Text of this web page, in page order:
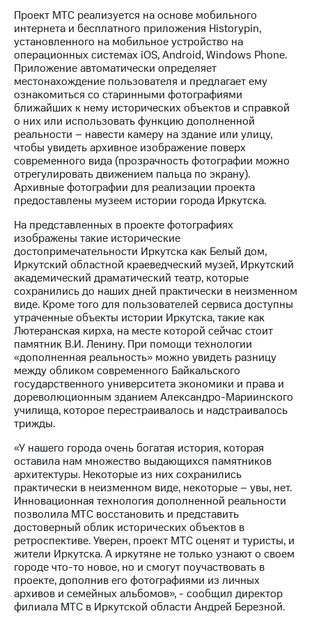
Раскрытие
информации
Информация
акционерам
Документы
ПАО
"МТС"
Собрания
акционеров
Личный
кабинет
акционера
Акционерный
капитал
Контроль
аудит
Рынок
акций
Описание
Программа
приобретения
Порядок
выкупа
акций
Дивиденды
Рынок
облигаций
Описание
о
погашении
именных
облигаций
Другое
Регистратор
Реквизиты
Контакты
развитие
деловая этика
На главную
Проект МТС реализуется на основе мобильного
интернета и бесплатного приложения Historypin,
установленного на мобильное устройство на
операционных системах iOS, Android, Windows Phone.
Приложение автоматически определяет
местонахождение пользователя и предлагает ему
ознакомиться со старинными фотографиями
ближайших к нему исторических объектов и справкой
о них или использовать функцию дополненной
реальности – навести камеру на здание или улицу,
чтобы увидеть архивное изображение поверх
современного вида (прозрачность фотографии можно
отрегулировать движением пальца по экрану).
Архивные фотографии для реализации проекта
предоставлены музеем истории города Иркутска.
На представленных в проекте фотографиях
изображены такие исторические
достопримечательности Иркутска как Белый дом,
Иркутский областной краеведческий музей, Иркутский
академический драматический театр, которые
сохранились до наших дней практически в неизменном
виде. Кроме того для пользователей сервиса доступны
утраченные объекты истории Иркутска, такие как
Лютеранская кирха, на месте которой сейчас стоит
памятник В.И. Ленину. При помощи технологии
«дополненная реальность» можно увидеть разницу
между обликом современного Байкальского
государственного университета экономики и права и
дореволюционным зданием Александро-Мариинского
училища, которое перестраивалось и надстраивалось
трижды.
«У нашего города очень богатая история, которая
оставила нам множество выдающихся памятников
архитектуры. Некоторые из них сохранились
практически в неизменном виде, некоторые – увы, нет.
Инновационная технология дополненной реальности
позволила МТС восстановить и представить
достоверный облик исторических объектов в
ретроспективе. Уверен, проект МТС оценят и туристы, и
жители Иркутска. А иркутяне не только узнают о своем
городе что-то новое, но и смогут поучаствовать в
проекте, дополнив его фотографиями из личных
архивов и семейных альбомов», - сообщил директор
филиала МТС в Иркутской области Андрей Березной.